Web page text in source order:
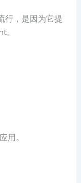
行，是因为它提
。
用。